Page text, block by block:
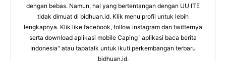
dengan bebas. Namun, hal yang bertentangan dengan UU ITE
tidak dimuat di bidhuan.id. Klik menu profil untuk lebih
lengkapnya. Klik like facebook, follow instagram dan twitternya
serta download aplikasi mobile Caping "aplikasi baca berita
Indonesia" atau tapatalk untuk ikuti perkembangan terbaru
bidhuan.id.